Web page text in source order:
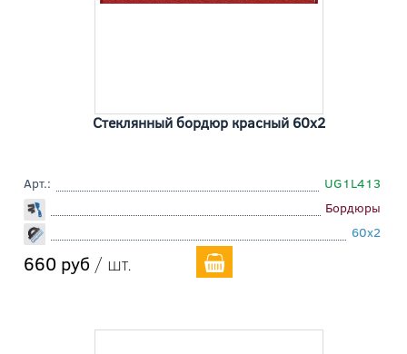
Стеклянный бордюр красный 60x2
Арт.:
UG1L413
Бордюры
60x2
660 руб / шт.